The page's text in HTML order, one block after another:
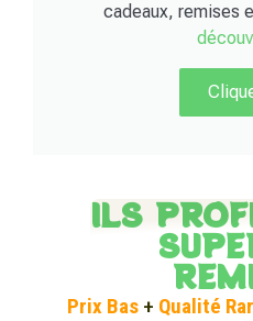
cadeaux, remises
ILS
Prix Bas + Qualité